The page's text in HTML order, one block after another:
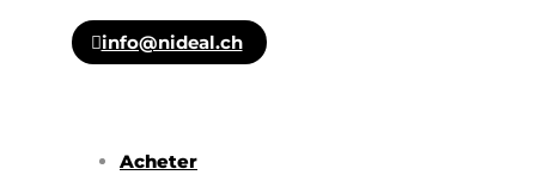
info@nideal.ch
Acheter